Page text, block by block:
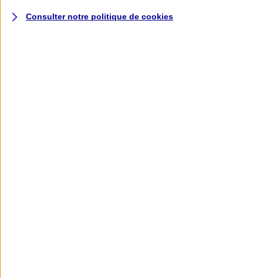
Consulter notre politique de cookies